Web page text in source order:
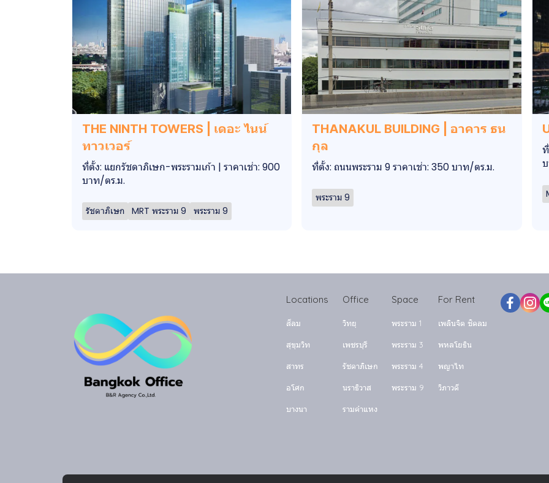
THE NINTH TOWERS | เดอะ ไนน์
ทาวเวอร์
ที่ตั้ง: แยกรัชดาภิเษก-พระรามเก้า | ราคาเช่า: 900
บาท/ตร.ม.
รัชดาภิเษก MRT พระราม 9 พระราม 9
THANAKUL BUILDING | อาคาร ธน
กุล
ที่ตั้ง: ถนนพระราม 9 ราคาเช่า: 350 บาท/ตร.ม.
พระราม 9
Locations
สีลม
สุขุมวิท
สาทร
อโศก
บางนา
Office
วิทยุ
เพชรบุรี
รัชดาภิเษก
นราธิวาส
รามคำแหง
Space
พระราม 1
พระราม 3
พระราม 4
พระราม 9
For Rent
เพลินจิต ชิดลม
พหลโยธิน
พญาไท
วิภาวดี